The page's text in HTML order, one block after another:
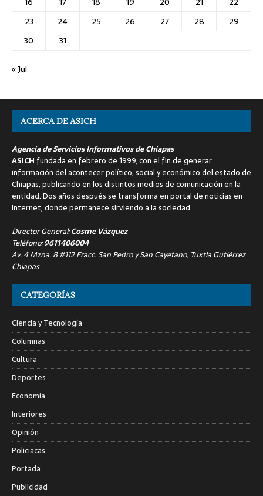
23
24 25 26 27 28
29
30
31
« Jul
ACERCA DE ASICH
Agencia de Servicios Informativos de Chiapas
ASICH fundada en febrero de 1999, con el fin de generar
información del acontecer político, social y económico del estado de
Chiapas, publicando en los distintos medios de comunicación en la
entidad. Dos años después se transforma en portal de noticias en
internet, donde permanece sirviendo a la sociedad.
Director General:Cosme Vázquez
Teléfono:9611406004
Av. 4 Mzna. 8 #112 Fracc. San Pedro y San Cayetano, Tuxtla Gutiérrez
Chiapas
CATEGORÍAS
Ciencia y Tecnología
Columnas
Cultura
Deportes
Economía
Interiores
Opinión
Policiacas
Portada
Publicidad